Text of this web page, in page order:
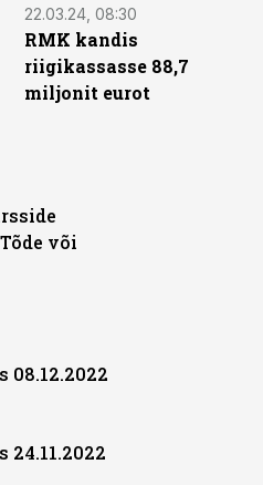
22.03.24, 08:30
RMK kandis
riigikassasse 88,7
miljonit eurot
või
08.12.2022
24.11.2022